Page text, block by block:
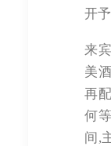
开予
来
美
再
何
间,